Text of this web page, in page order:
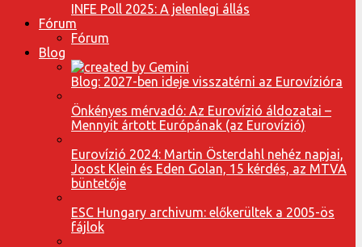
INFE Poll 2025: A jelenlegi állás
Fórum
Fórum
Blog
Blog: 2027-ben ideje visszatérni az Eurovízióra
Önkényes mérvadó: Az Eurovízió áldozatai –
Mennyit ártott Európának (az Eurovízió)
Eurovízió 2024: Martin Österdahl nehéz napjai,
Joost Klein és Eden Golan, 15 kérdés, az MTVA
büntetője
ESC Hungary archivum: előkerültek a 2005-ös
fájlok